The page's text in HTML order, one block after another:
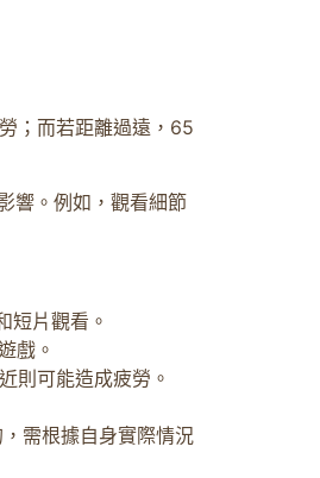
；而若距離過遠，65
響。例如，觀看細節
短片觀看。
戲。
則可能造成疲勞。
需根據自身實際情況